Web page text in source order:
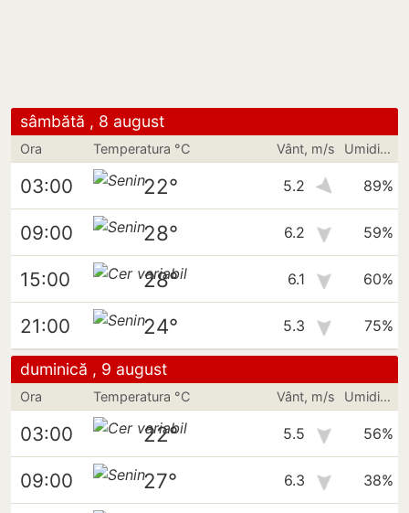
sâmbătă , 8 august
Ora Temperatura °C Vânt, m/s Umiditate
03:00 22° 5.2 89%
09:00 28° 6.2 59%
15:00 28° 6.1 60%
21:00 24° 5.3 75%
duminică , 9 august
Ora Temperatura °C Vânt, m/s Umiditate
03:00 22° 5.5 56%
09:00 27° 6.3 38%